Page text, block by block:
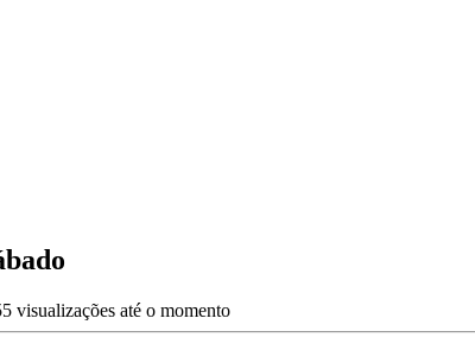
visualizações até o momento